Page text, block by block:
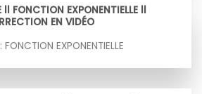
ll FONCTION EXPONENTIELLE ll
EN VIDÉO
FONCTION EXPONENTIELLE